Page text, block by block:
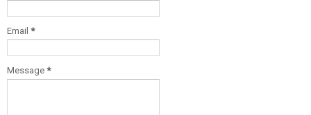
Email *
Message *